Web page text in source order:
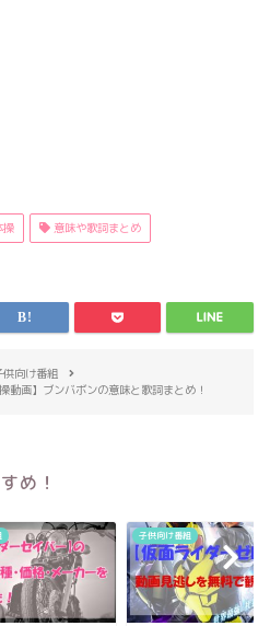
操 意味や歌詞まとめ
供向け番組
動画】ブンバボンの意味と歌詞まとめ！
め！
子供向け番組